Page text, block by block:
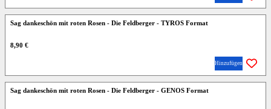
Sag dankeschön mit roten Rosen - Die Feldberger - TYROS Format
8,90 €
Hinzufügen
Sag dankeschön mit roten Rosen - Die Feldberger - GENOS Format